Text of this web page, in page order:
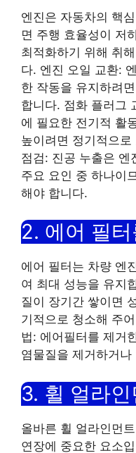
엔진은 자동차의 핵
면 주행 효율성이 저
최적화하기 위해 취
다. 엔진 오일 교환:
한 작동을 유지하려
합니다. 점화 플러그
에 필요한 전기적 활
높이려면 정기적으
점검: 진공 누출은 엔
주요 요인 중 하나이
해야 합니다.
2. 에어 필
에어 필터는 차량 엔
여 최대 성능을 유지
질이 장기간 쌓이면
기적으로 청소해 주
법: 에어필터를 제거
염물질을 제거하거
3. 휠 얼라인
올바른 휠 얼라인먼
연장에 중요한 요소